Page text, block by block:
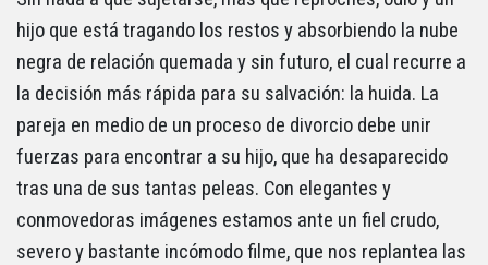
hijo que está tragando los restos y absorbiendo la nube
negra de relación quemada y sin futuro, el cual recurre a
la decisión más rápida para su salvación: la huida. La
pareja en medio de un proceso de divorcio debe unir
fuerzas para encontrar a su hijo, que ha desaparecido
tras una de sus tantas peleas. Con elegantes y
conmovedoras imágenes estamos ante un fiel crudo,
severo y bastante incómodo filme, que nos replantea las